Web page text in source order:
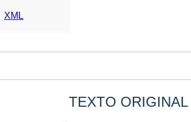
XML
TEXTO ORIGINAL